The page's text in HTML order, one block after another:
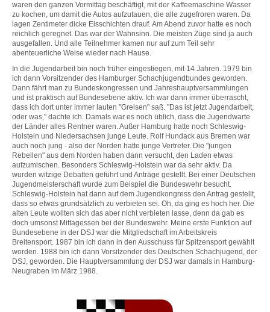
waren den ganzen Vormittag beschäftigt, mit der Kaffeemaschine Wasser
zu kochen, um damit die Autos aufzutauen, die alle zugefroren waren. Da
lagen Zentimeter dicke Eisschichten drauf. Am Abend zuvor hatte es noch
reichlich geregnet. Das war der Wahnsinn. Die meisten Züge sind ja auch
ausgefallen. Und alle Teilnehmer kamen nur auf zum Teil sehr
abenteuerliche Weise wieder nach Hause.
In die Jugendarbeit bin noch früher eingestiegen, mit 14 Jahren. 1979 bin
ich dann Vorsitzender des Hamburger Schachjugendbundes geworden.
Dann fährt man zu Bundeskongressen und Jahreshauptversammlungen
und ist praktisch auf Bundesebene aktiv. Ich war dann immer überrascht,
dass ich dort unter immer lauten "Greisen" saß. "Das ist jetzt Jugendarbeit,
oder was," dachte ich. Damals war es noch üblich, dass die Jugendwarte
der Länder alles Rentner waren. Außer Hamburg hatte noch Schleswig-
Holstein und Niedersachsen junge Leute. Rolf Hundack aus Bremen war
auch noch jung - also der Norden hatte junge Vertreter. Die "jungen
Rebellen" aus dem Norden haben dann versucht, den Laden etwas
aufzumischen. Besonders Schleswig-Holstein war da sehr aktiv. Da
wurden witzige Debatten geführt und Anträge gestellt. Bei einer Deutschen
Jugendmeisterschaft wurde zum Beispiel die Bundeswehr besucht.
Schleswig-Holstein hat dann auf dem Jugendkongress den Antrag gestellt,
dass so etwas grundsätzlich zu verbieten sei. Oh, da ging es hoch her. Die
alten Leute wollten sich das aber nicht verbieten lasse, denn da gab es
doch umsonst Mittagessen bei der Bundeswehr. Meine erste Funktion auf
Bundesebene in der DSJ war die Mitgliedschaft im Arbeitskreis
Breitensport. 1987 bin ich dann in den Ausschuss für Spitzensport gewählt
worden. 1988 bin ich dann Vorsitzender des Deutschen Schachjugend, der
DSJ, geworden. Die Hauptversammlung der DSJ war damals in Hamburg-
Neugraben im März 1988.